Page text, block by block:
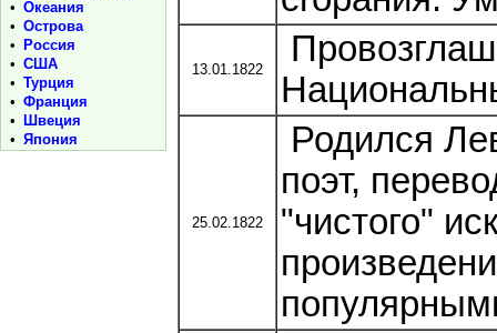
• Океания
• Острова
•
Россия
• США
• Турция
• Франция
•
Швеция
• Япония
13.01.1822
25.02.1822
Родился
поэт,
"чистого"